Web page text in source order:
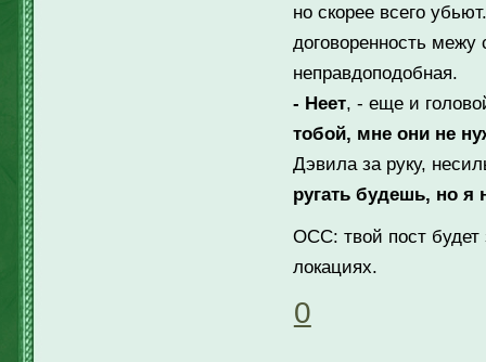
но скорее всего
договоренность
неправдоподобная.
- Неет, - еще и
тобой, мне они не
Дэвила за руку,
ругать будешь, но я
ОСС: твой пост будет
локациях.
0